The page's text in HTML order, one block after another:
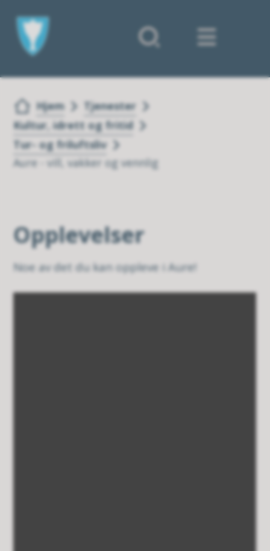
Forsiden
Du er her:
Hjem
Tjenester
Kultur, idrett og fritid
Tur- og friluftsliv
Aure - vill, vakker og vennlig
Opplevelser
Noe av det du kan oppleve i Aure!